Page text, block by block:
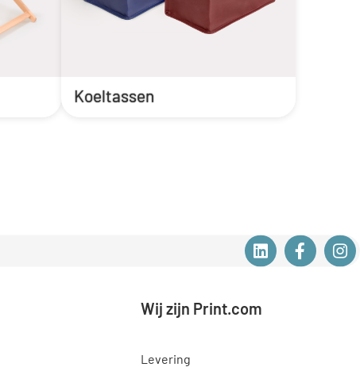
Koeltassen
Wij zijn Print.com
Levering